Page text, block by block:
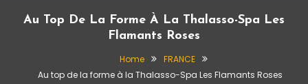
Au Top De La Forme À La Thalasso-Spa Les
Flamants Roses
Home
FRANCE
Au top de la forme à la Thalasso-Spa Les Flamants Roses